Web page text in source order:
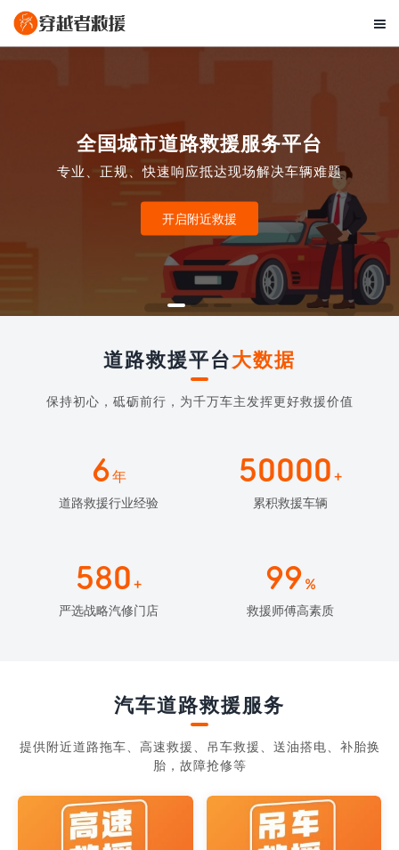

全国城市道路救援服务平台
专业、正规、快速响应抵达现场解决车辆难题
开启附近救援
道路救援平台大数据
保持初心，砥砺前行，为千万车主发挥更好救援价值
6年
道路救援行业经验
50000 +
累积救援车辆
580 +
严选战略汽修门店
99 %
救援师傅高素质
汽车道路救援服务
提供附近道路拖车、高速救援、吊车救援、送油搭电、补胎换
胎，故障抢修等